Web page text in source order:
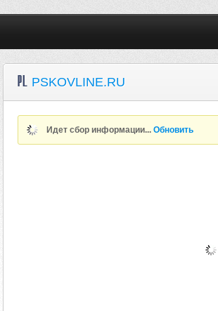
PSKOVLINE.RU
Идет сбор информации...Обновить